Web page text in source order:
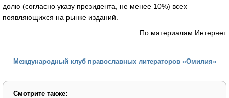
долю (согласно указу президента, не менее 10%) всех
появляющихся на рынке изданий.
По материалам Интернет
Международный клуб православных литераторов «Омилия»
Смотрите также: